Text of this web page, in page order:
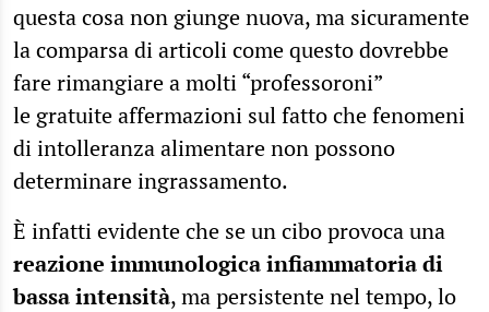
questa cosa non giunge nuova, ma sicuramente
la comparsa di articoli come questo dovrebbe
fare rimangiare a molti “professoroni”
le gratuite affermazioni sul fatto che fenomeni
di intolleranza alimentare non possono
determinare ingrassamento.
È infatti evidente che se un cibo provoca una
reazione immunologica infiammatoria di
bassa intensità, ma persistente nel tempo, lo